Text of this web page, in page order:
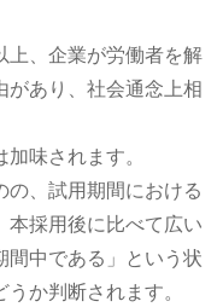
上、企業が労働者を解
があり、社会通念上相
味されます。
の、試用期間における
本採用後に比べて広い
間中である」という状
か判断されます。